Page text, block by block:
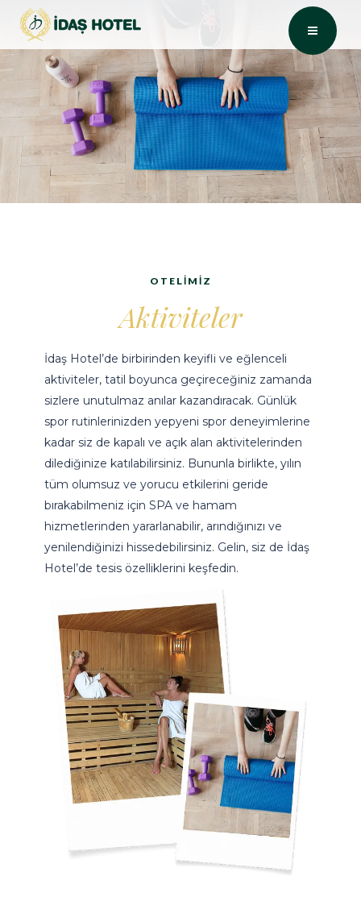
OTELIMIZ
Aktiviteler
İdaş Hotel’de birbirinden keyifli ve eğlenceli
aktiviteler, tatil boyunca geçireceğiniz zamanda
sizlere unutulmaz anılar kazandıracak. Günlük
spor rutinlerinizden yepyeni spor deneyimlerine
kadar siz de kapalı ve açık alan aktivitelerinden
dilediğinize katılabilirsiniz. Bununla birlikte, yılın
tüm olumsuz ve yorucu etkilerini geride
bırakabilmeniz için SPA ve hamam
hizmetlerinden yararlanabilir, arındığınızı ve
yenilendiğinizi hissedebilirsiniz. Gelin, siz de İdaş
Hotel’de tesis özelliklerini keşfedin.